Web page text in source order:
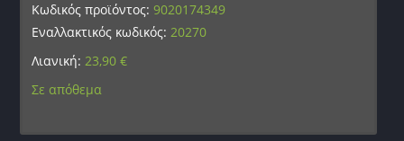
Κωδικός προϊόντος:9020174349
Εναλλακτικός κωδικός:20270
Λιανική:23,90€
Σε απόθεμα